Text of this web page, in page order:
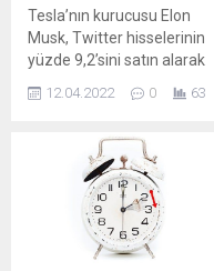
Tesla’nın kurucusu Elon
Musk, Twitter hisselerinin
yüzde 9,2’sini satın alarak
büyük hissedarı haline geldi.
kurulu üyesi olmama kararı
aldı. Multimilyarder
yatırımcı, hizmetin ifade
özgürlüğünü kısıtladığı
konusunda defalarca kez
eleştiride bulunmuştu.
12.04.2022 0 63